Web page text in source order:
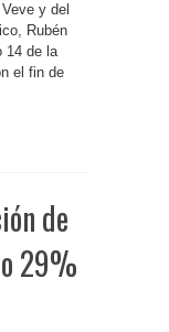
y del
Rubén
14 de la
el fin de
de
29%